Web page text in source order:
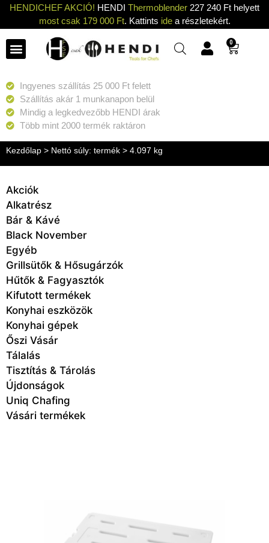
HENDICHEF AKCIÓ! HENDI Thermoblender 227 240 Ft helyett
most csak 179 000 Ft. Kattints idea részletekért.
0
Ingyenes szállítás 25 000 Ft felett
Szállítás akár 1 munkanapon belül
Mindig a legkedvezőbb HENDI árak
Több mint 2000 termék raktáron
Kezdőlap > Nettó súly: termék > 4.097 kg
Akciók
Alkatrész
Bár & Kávé
Black November
Egyéb
Grillsütők & Hősugárzók
Hűtők & Fagyasztók
Kifutott termékek
Konyhai eszközök
Konyhai gépek
Őszi Vásár
Tálalás
Tisztítás & Tárolás
Újdonságok
Uniq Chafing
Vásári termékek